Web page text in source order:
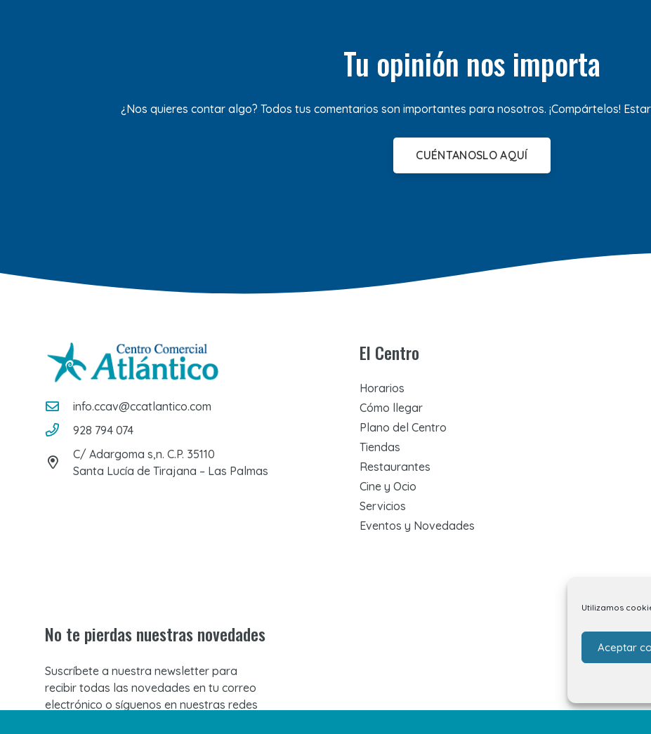
Utilizamos
Aceptar
Tu opinión nos importa
¿Nos quieres contar algo? Todos tus comentarios son importantes para nosotros. ¡Compártelos!
CUÉNTANOSLO AQUÍ
info.ccav@ccatlantico.com
928 794 074
C/ Adargoma s,n. C.P. 35110
Santa Lucía de Tirajana – Las Palmas
El Centro
Horarios
Cómo llegar
Plano del Centro
Tiendas
Restaurantes
Cine y Ocio
Servicios
Eventos y Novedades
No te pierdas nuestras novedades
Suscríbete a nuestra newsletter para
recibir todas las novedades en tu correo
electrónico o síguenos en nuestras redes